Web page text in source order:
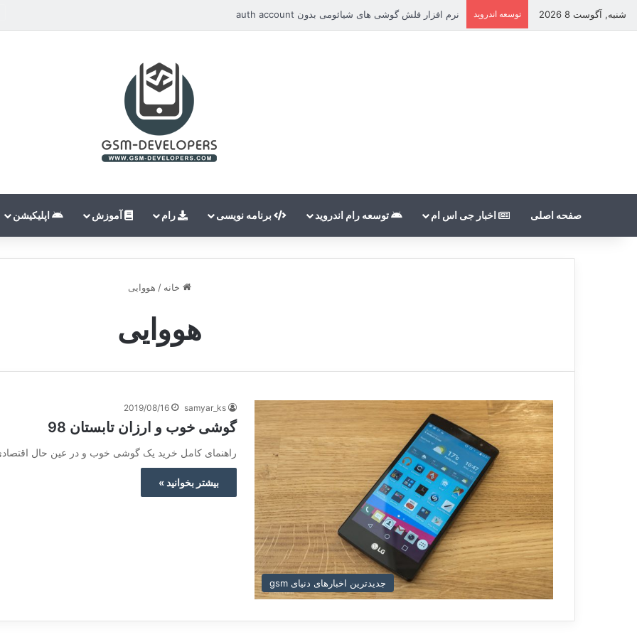
شنبه, آگوست 8 2026 توسعه اندروید نرم افزار فلش گوشی های شیائومی بدون auth account
صفحه اصلی اخبار جی اس ام توسعه رام اندروید برنامه نویسی رام آموزش اپلیکیشن
خانه / هووایی
هووایی
جدیدترین اخبارهای دنیای gsm
samyar_ks
2019/08/16
گوشی خوب و ارزان تابستان 98
راهنمای کامل خرید یک گوشی خوب و در عین حال اقتصادی (تابستان 98) سلام به تمامی
بیشتر بخوانید »